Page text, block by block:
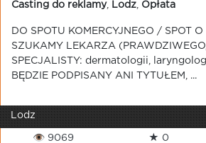
Casting do reklamy, Lodz Opłata
DO SPOTU KOMERCYJNEGO / SPOT
SZUKAMY LEKARZA
SPECJALISTY: dermatologii,
BĘDZIE PODPISANY ANI TYTUŁEM, ...
Lodz
👁 9069 ★ 0